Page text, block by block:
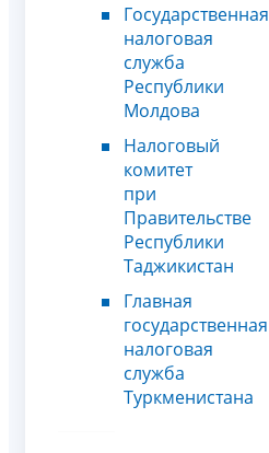
Государственная
налоговая
служба
Республики
Молдова
Налоговый
комитет
при
Правительстве
Республики
Таджикистан
Главная
государственная
налоговая
служба
Туркменистана